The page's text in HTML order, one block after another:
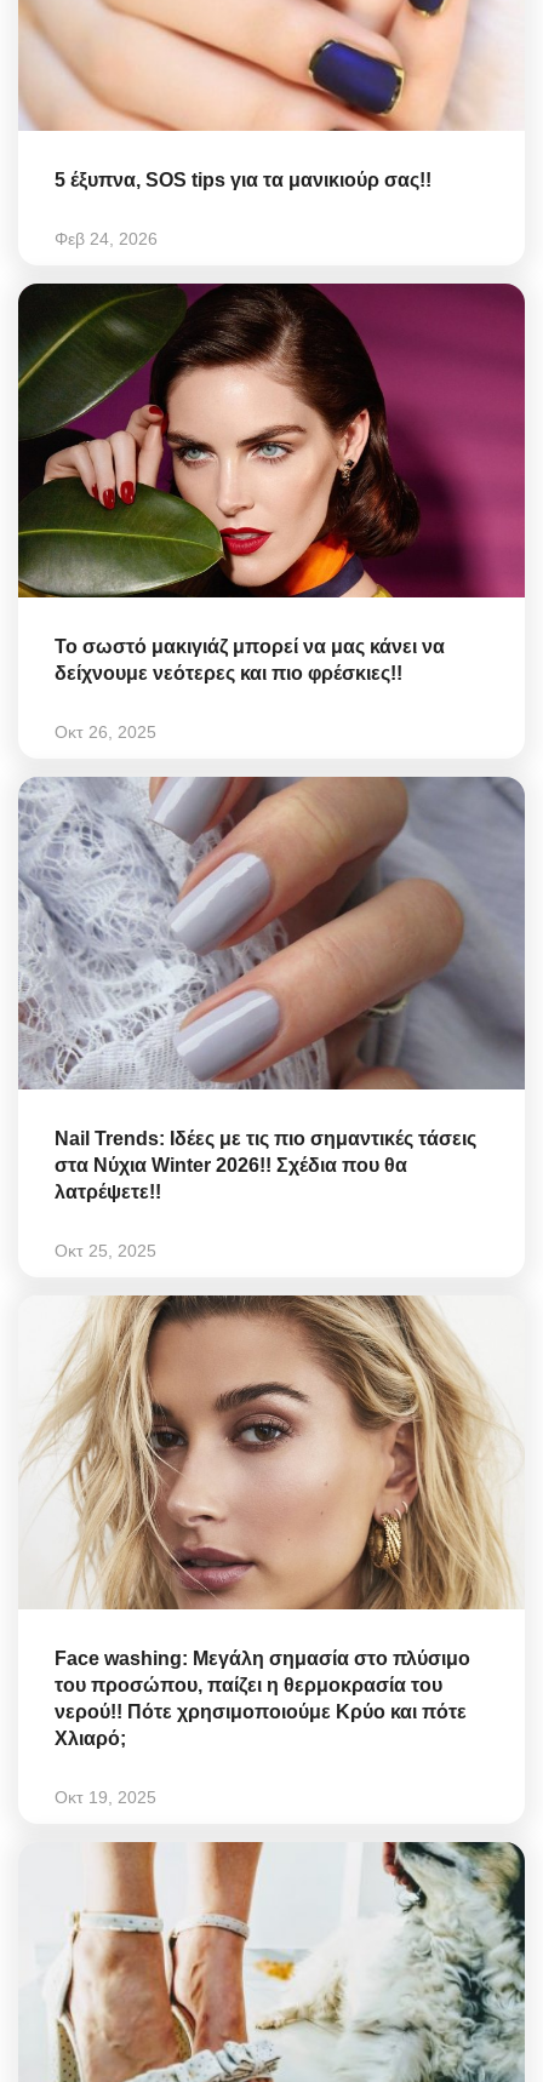
5 έξυπνα, SOS tips για τα μανικιούρ σας!!
Φεβ 24, 2026
Το σωστό μακιγιάζ μπορεί να μας κάνει να
δείχνουμε νεότερες και πιο φρέσκιες!!
Οκτ 26, 2025
Nail Trends: Ιδέες με τις πιο σημαντικές τάσεις
στα Νύχια Winter 2026!! Σχέδια που θα
λατρέψετε!!
Οκτ 25, 2025
Face washing: Μεγάλη σημασία στο πλύσιμο
του προσώπου, παίζει η θερμοκρασία του
νερού!! Πότε χρησιμοποιούμε Κρύο και πότε
Χλιαρό;
Οκτ 19, 2025